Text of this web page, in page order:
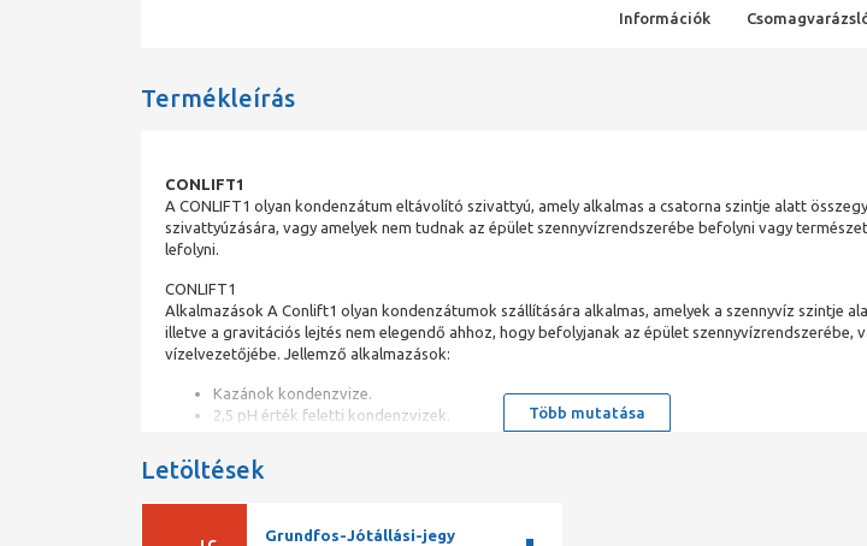
Információk
Termékleírás
CONLIFT1
A CONLIFT1 olyan kondenzátum eltávolító szivattyú, amely alkalmas a csatorna szintje alatt
szivattyúzására, vagy amelyek nem tudnak az épület szennyvízrendszerébe befolyni vagy
lefolyni.
CONLIFT1
Alkalmazások A Conlift1 olyan kondenzátumok szállítására alkalmas, amelyek a szennyvíz szintje
illetve a gravitációs lejtés nem elegendő ahhoz, hogy befolyjanak az épület szennyvízrendszerébe,
vízelvezetőjébe. Jellemző alkalmazások:
Kazánok kondenzvize.
2,5 pH érték feletti kondenzvizek.
Légkond. rendsz.ek hűtő és fagy. rendsz.ek, légpárátlanítók és
párologtatók kondenzvize.
2,5 pH érték alatti, Conlift2 pH+ alkalmazású kondenzvizek.
Több mutatása
Letöltések
Grundfos-Jótállási-jegy